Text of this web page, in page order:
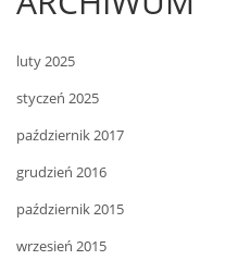
luty 2025
styczeń 2025
październik 2017
grudzień 2016
październik 2015
wrzesień 2015